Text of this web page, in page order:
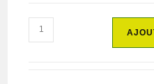
quantité